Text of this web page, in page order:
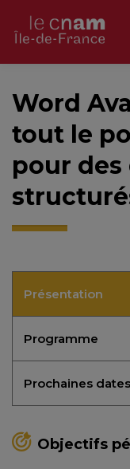
Word
tout le
pour
Présentation
Programme
Prochaines dates
Objectifs